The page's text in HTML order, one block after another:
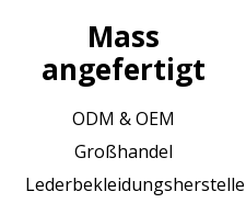
Mass
angefertigt
ODM & OEM
Großhandel